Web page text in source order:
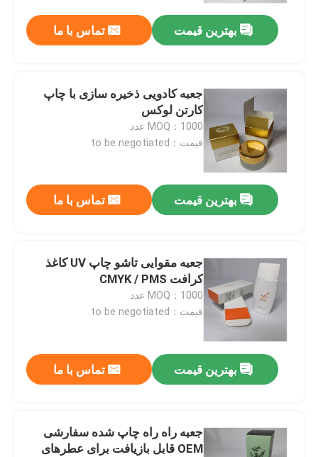
بهترین قیمت تماس با ما
جعبه کادویی ذخیره سازی با چاپ
کارتن لوکس
MOQ：1000 عدد
قیمت：to be negotiated
بهترین قیمت تماس با ما
جعبه مقوایی تاشو چاپ UV کاغذ
کرافت CMYK / PMS
MOQ：1000 عدد
قیمت：to be negotiated
بهترین قیمت تماس با ما
جعبه راه راه چاپ شده سفارشی
OEM قابل بازیافت برای عطرهای